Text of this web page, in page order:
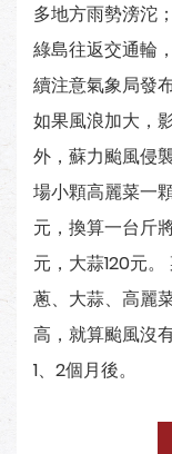
多地方雨勢滂沱
綠島往返交通輪
續注意氣象局發
如果風浪加大，
外，蘇力颱風侵
場小顆高麗菜一
元，換算一台斤
元，大蒜120元
蔥、大蒜、高麗
高，就算颱風沒
1、2個月後。